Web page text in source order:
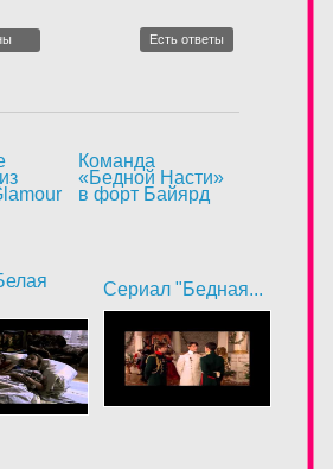
Есть ответы
Команда
«Бедной Насти»
в форт Байярд
Сериал "Бедная...